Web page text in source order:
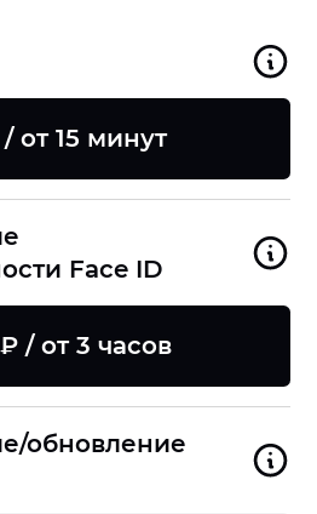
от 15 минут
Face ID
/ от 3 часов
обновление